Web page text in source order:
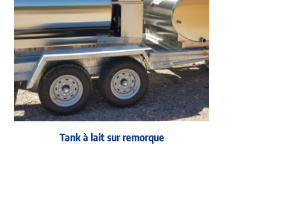
Tank à lait sur remorque